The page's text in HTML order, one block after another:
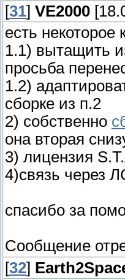
[31] VE2000
есть некоторое
1.1) вытащить
просьба
1.2)
сборке из п.2
2) собственно
она вторая
3) лицензия
4)связь через
спасибо за
Сообщение
[32]